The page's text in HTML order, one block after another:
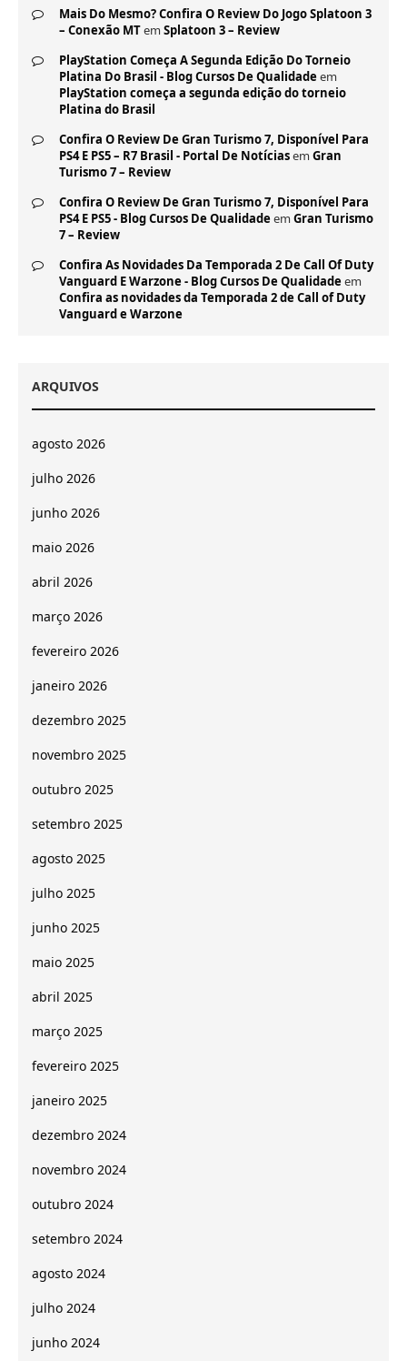
Mais Do Mesmo? Confira O Review Do Jogo Splatoon 3
– Conexão MTem Splatoon 3 – Review
PlayStation Começa A Segunda Edição Do Torneio
Platina Do Brasil - Blog Cursos De Qualidade em
PlayStation começa a segunda edição do torneio
Platina do Brasil
Confira O Review De Gran Turismo 7, Disponível Para
PS4 E PS5 – R7 Brasil - Portal De Notíciasem Gran
Turismo 7 – Review
Confira O Review De Gran Turismo 7, Disponível Para
PS4 E PS5 - Blog Cursos De Qualidade em Gran Turismo
7 – Review
Confira As Novidades Da Temporada 2 De Call Of Duty
Vanguard E Warzone - Blog Cursos De Qualidade em
Confira as novidades da Temporada 2 de Call of Duty
Vanguard e Warzone
ARQUIVOS
agosto 2026
julho 2026
junho 2026
maio 2026
abril 2026
março 2026
fevereiro 2026
janeiro 2026
dezembro 2025
novembro 2025
outubro 2025
setembro 2025
agosto 2025
julho 2025
junho 2025
maio 2025
abril 2025
março 2025
fevereiro 2025
janeiro 2025
dezembro 2024
novembro 2024
outubro 2024
setembro 2024
agosto 2024
julho 2024
junho 2024